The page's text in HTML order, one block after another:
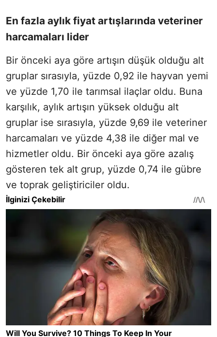
En fazla aylık fiyat artışlarında veteriner
harcamaları lider
Bir önceki aya göre artışın düşük olduğu alt
gruplar sırasıyla, yüzde 0,92 ile hayvan yemi
ve yüzde 1,70 ile tarımsal ilaçlar oldu. Buna
karşılık, aylık artışın yüksek olduğu alt
gruplar ise sırasıyla, yüzde 9,69 ile veteriner
harcamaları ve yüzde 4,38 ile diğer mal ve
hizmetler oldu. Bir önceki aya göre azalış
gösteren tek alt grup, yüzde 0,74 ile gübre
ve toprak geliştiriciler oldu.